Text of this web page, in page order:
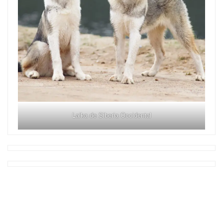
Laika de Siberia Occidental